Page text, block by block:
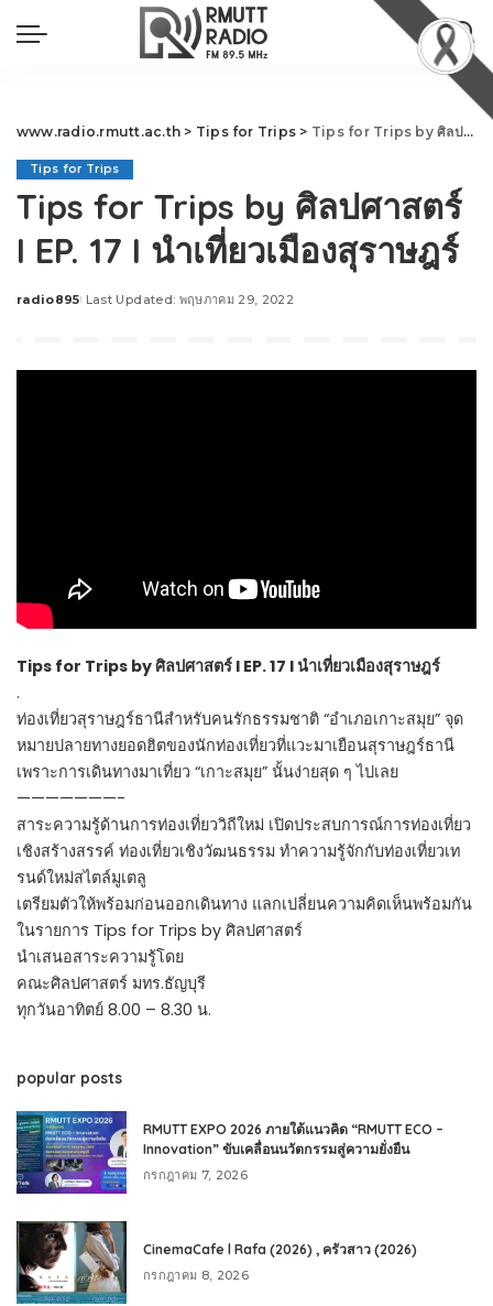
www.radio.rmutt.ac.th > Tips for Trips > Tips for Trips by ศิลปศาสตร์ I EP. 17 I นำเที่ยวเมืองสุราษฎร์
Tips for Trips
Tips for Trips by ศิลปศาสตร์
I EP. 17 I นำเที่ยวเมืองสุราษฎร์
Posted
radio895 Last Updated: พฤษภาคม 29, 2022
Tips for Trips by ศิลปศาสตร์ I EP. 17 I นำเที่ยวเมืองสุราษฎร์
.
ท่องเที่ยวสุราษฎร์ธานีสำหรับคนรักธรรมชาติ “อำเภอเกาะสมุย” จุด
หมายปลายทางยอดฮิตของนักท่องเที่ยวที่แวะมาเยือนสุราษฎร์ธานี
เพราะการเดินทางมาเที่ยว “เกาะสมุย” นั้นง่ายสุด ๆ ไปเลย
———————-
สาระความรู้ด้านการท่องเที่ยววิถีใหม่ เปิดประสบการณ์การท่องเที่ยว
เชิงสร้างสรรค์ ท่องเที่ยวเชิงวัฒนธรรม ทำความรู้จักกับท่องเที่ยวเท
รนด์ใหม่สไตล์มูเตลู
เตรียมตัวให้พร้อมก่อนออกเดินทาง แลกเปลี่ยนความคิดเห็นพร้อมกัน
ในรายการ Tips for Trips by ศิลปศาสตร์
นำเสนอสาระความรู้โดย
คณะศิลปศาสตร์ มทร.ธัญบุรี
ทุกวันอาทิตย์ 8.00 – 8.30 น.
popular posts
RMUTT EXPO 2026 ภายใต้แนวคิด “RMUTT ECO –
Innovation” ขับเคลื่อนนวัตกรรมสู่ความยั่งยืน
กรกฎาคม 7, 2026
CinemaCafe l Rafa (2026) , ครัวสาว (2026)
กรกฎาคม 8, 2026